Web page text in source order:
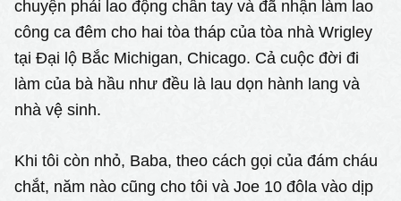
chuyện phải lao động chân tay và đã nhận làm lao
công ca đêm cho hai tòa tháp của tòa nhà Wrigley
tại Đại lộ Bắc Michigan, Chicago. Cả cuộc đời đi
làm của bà hầu như đều là lau dọn hành lang và
nhà vệ sinh.
Khi tôi còn nhỏ, Baba, theo cách gọi của đám cháu
chắt, năm nào cũng cho tôi và Joe 10 đôla vào dịp